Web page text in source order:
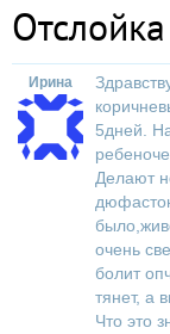
Ирина
5дней.
Делают
очень
болит
тянет, а
Что это